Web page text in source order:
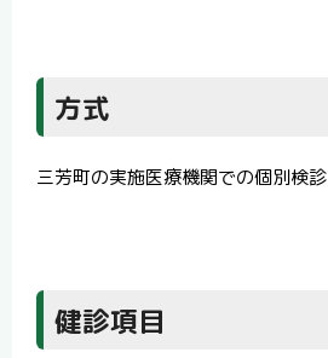
方式
三芳町の実施医療機関での個別検診
健診項目